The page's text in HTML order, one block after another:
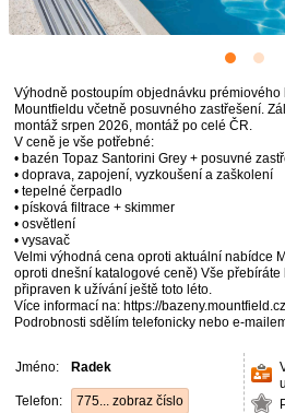
Výhodně postoupím objednávku prémiového
Mountfieldu včetně posuvného zastřešení.
montáž srpen 2026, montáž po celé ČR.
V ceně je vše potřebné:
• bazén Topaz Santorini Grey + posuvné
• doprava, zapojení, vyzkoušení a zaškolení
• tepelné čerpadlo
• písková filtrace + skimmer
• osvětlení
• vysavač
Velmi výhodná cena oproti aktuální nabídce
oproti dnešní katalogové ceně) Vše přebíráte
připraven k užívání ještě toto léto.
Více informací na: https://
Podrobnosti sdělím telefonicky nebo e-
Jméno: Radek
Telefon: 775... zobraz číslo